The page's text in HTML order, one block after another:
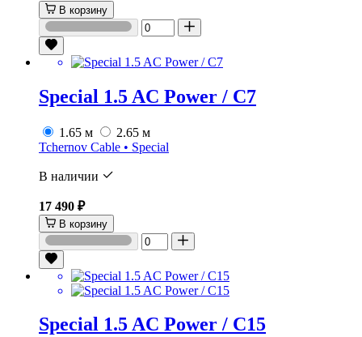
В корзину
Special 1.5 AC Power / C7
1.65 м
2.65 м
Tchernov Cable • Special
В наличии
17 490 ₽
В корзину
Special 1.5 AC Power / C15